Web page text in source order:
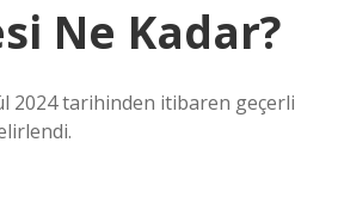
Ne Kadar?
2024 tarihinden itibaren geçerli